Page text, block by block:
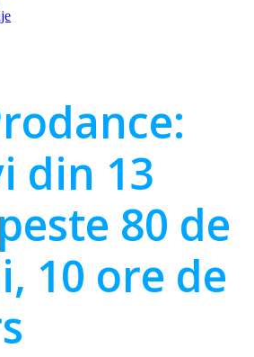
din 13
80 de
10 ore de